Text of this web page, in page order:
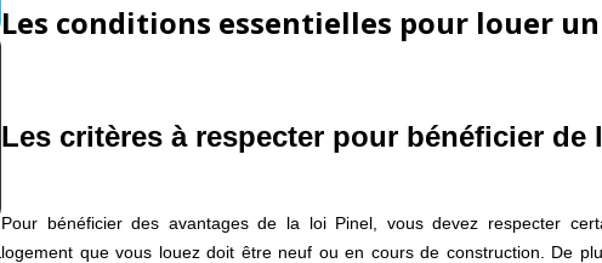
Les conditions essentielles pour louer
Les critères à respecter pour bénéficier de
Pour bénéficier des avantages de la loi Pinel, vous devez respecter
logement que vous louez doit être neuf ou en cours de construction. De